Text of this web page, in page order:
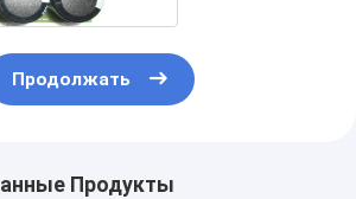
Продолжать
Продукты